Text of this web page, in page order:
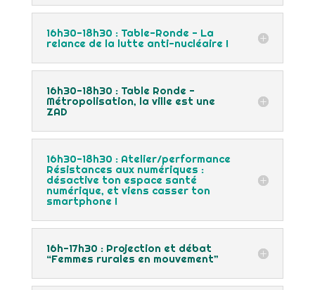
16h30-18h30 : Table-Ronde - La
relance de la lutte anti-nucléaire !
16h30-18h30 : Table Ronde -
Métropolisation, la ville est une
ZAD
16h30-18h30 : Atelier/performance
Résistances aux numériques :
désactive ton espace santé
numérique, et viens casser ton
smartphone !
16h-17h30 : Projection et débat
“Femmes rurales en mouvement”